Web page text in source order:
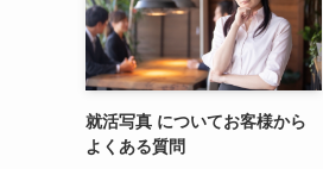
就活写真 についてお客様から
よくある質問